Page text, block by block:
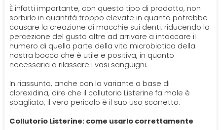
È infatti importante, con questo tipo di prodotto, non
sorbirlo in quantità troppo elevate in quanto potrebbe
causare la creazione di macchie sui denti, riducendo la
percezione del gusto oltre ad arrivare a intaccare il
numero di quella parte della vita microbiotica della
nostra bocca che è utile e positiva, in quanto
necessaria a rilassare i vasi sanguigni.
In riassunto, anche con la variante a base di
clorexidina, dire che il collutorio Listerine fa male è
sbagliato, il vero pericolo è il suo uso scorretto.
Collutorio Listerine: come usarlo correttamente